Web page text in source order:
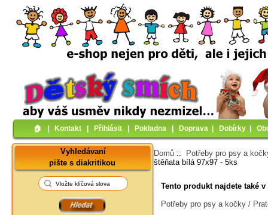
🏠︎ Kontakt Přihlásit Pokladna Doprava Dobírky
Vyhledávaní
pište s diakritikou
Domů ::
Potřeby pro psy a
štěňata bílá 97x97 - 5ks
Tento produkt najdete také
Potřeby pro psy a kočky /